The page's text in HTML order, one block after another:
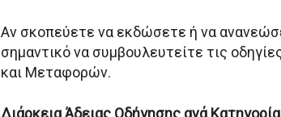
Αν σκοπεύετε να εκδώσετε ή να
σημαντικό να συμβουλευτείτε τις
και Μεταφορών.
Διάρκεια Άδειας Οδήγησης ανά